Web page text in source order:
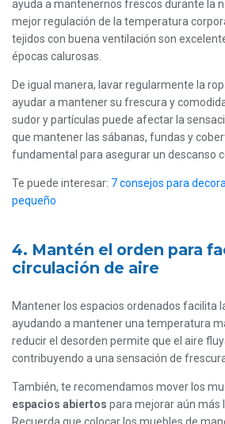
ayuda a mantenernos frescos durante la
mejor regulación de la temperatura
tejidos con buena ventilación son
épocas calurosas.
De igual manera, lavar regularmente la
ayudar a mantener su frescura y
sudor y partículas puede afectar la
que mantener las sábanas, fundas y
fundamental para asegurar un descanso
Te puede interesar: 7 consejos para
pequeño
4. Mantén el orden para
circulación de aire
Mantener los espacios ordenados facilita
ayudando a mantener una temperatura
reducir el desorden permite que el aire
contribuyendo a una sensación de
También, te recomendamos mover los
espacios abiertos para mejorar aún más